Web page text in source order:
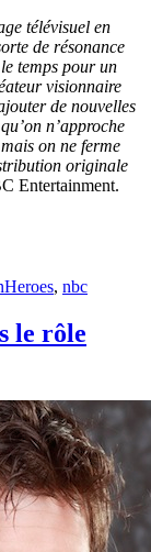
télévisuel en
de résonance
temps pour un
visionnaire
de nouvelles
n’approche
on ne ferme
originale
Entertainment.
Étiquettes
Heroes, nbc
le rôle